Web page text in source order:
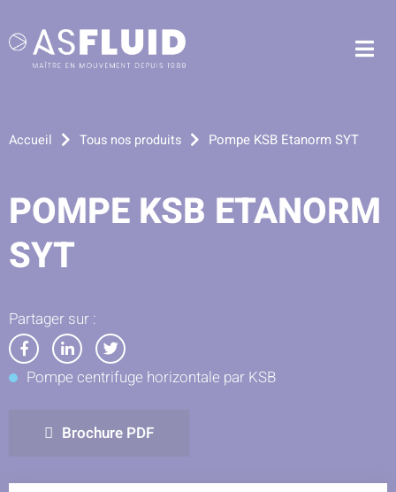
Aller à la recherche
Accueil Tous nos produits Pompe KSB Etanorm SYT
POMPE KSB ETANORM
SYT
Partager sur :
Partager
sur
Partager
sur
Partager
sur
Pompe centrifuge horizontale par KSB
Brochure PDF